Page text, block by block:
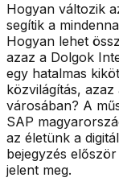
Hogyan változik
segítik a
Hogyan lehet
azaz a Dolgok
egy hatalmas
közvilágítás,
városában? A
SAP
az életünk a
bejegyzés
jelent meg.